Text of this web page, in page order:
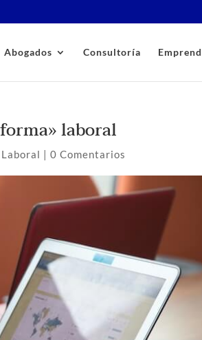
Abogados Consultoría
laboral
Laboral |0 Comentarios